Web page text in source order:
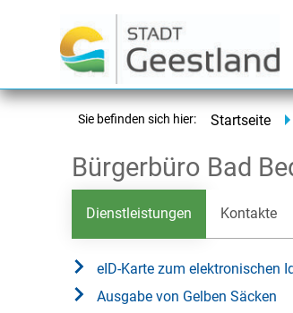
Sie befinden sich hier: Startseite
Bürgerbüro Bad
Dienstleistungen Kontakte
eID-Karte zum elektronischen
Ausgabe von Gelben Säcken